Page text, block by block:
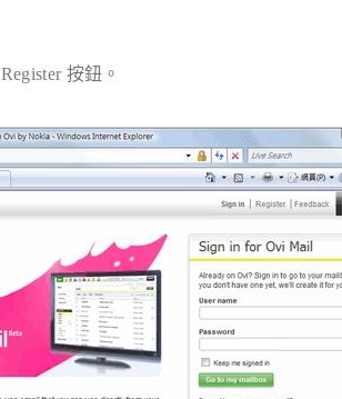
Register按鈕。